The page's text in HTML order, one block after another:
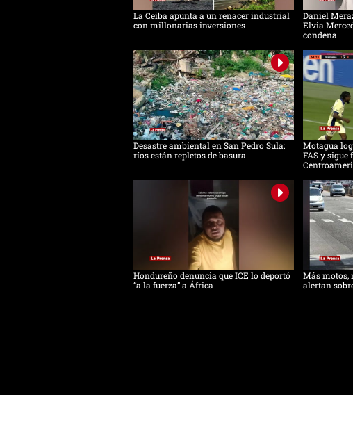
La Ceiba apunta a un renacer industrial
con millonarias inversiones
Daniel
Elvia
condena
Desastre ambiental en San Pedro Sula:
ríos están repletos de basura
Motagua
FAS y sigue
Hondureño denuncia que ICE lo deportó
“a la fuerza” a África
Más motos,
alertan